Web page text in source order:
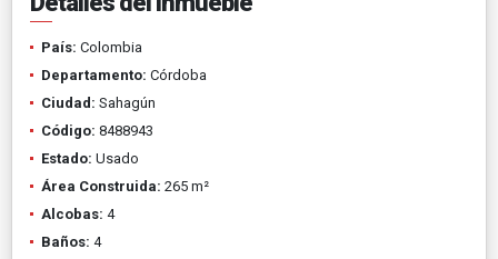
País: Colombia
Departamento: Córdoba
Ciudad: Sahagún
Código: 8488943
Estado: Usado
Área Construida: 265 m²
Alcobas: 4
Baños: 4